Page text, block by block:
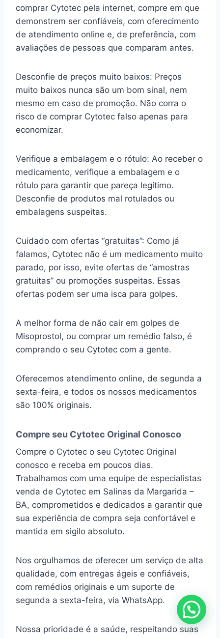
comprar Cytotec pela internet, compre em que
demonstrem ser confiáveis, com oferecimento
de atendimento online e, de preferência, com
avaliações de pessoas que comparam antes.
Desconfie de preços muito baixos: Preços
muito baixos nunca são um bom sinal, nem
mesmo em caso de promoção. Não corra o
risco de comprar Cytotec falso apenas para
economizar.
Verifique a embalagem e o rótulo: Ao receber o
medicamento, verifique a embalagem e o
rótulo para garantir que pareça legítimo.
Desconfie de produtos mal rotulados ou
embalagens suspeitas.
Cuidado com ofertas “gratuitas”: Como já
falamos, Cytotec não é um medicamento muito
parado, por isso, evite ofertas de “amostras
gratuitas” ou promoções suspeitas. Essas
ofertas podem ser uma isca para golpes.
A melhor forma de não cair em golpes de
Misoprostol, ou comprar um remédio falso, é
comprando o seu Cytotec com a gente.
Oferecemos atendimento online, de segunda a
sexta-feira, e todos os nossos medicamentos
são 100% originais.
Compre seu Cytotec Original Conosco
Compre o Cytotec o seu Cytotec Original
conosco e receba em poucos dias.
Trabalhamos com uma equipe de especialistas
venda de Cytotec em Salinas da Margarida –
BA, comprometidos e dedicados a garantir que
sua experiência de compra seja confortável e
mantida em sigilo absoluto.
Nos orgulhamos de oferecer um serviço de alta
qualidade, com entregas ágeis e confiáveis,
com remédios originais e um suporte de
segunda a sexta-feira, via WhatsApp.
Nossa prioridade é a saúde, respeitando suas